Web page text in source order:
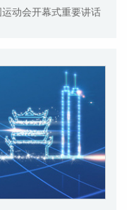
动会开幕式重要讲话